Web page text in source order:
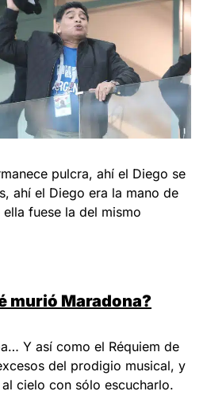
pulcra, ahí el Diego se
ahí el Diego era la mano de
fuese la del mismo
murió Maradona?
Y así como el Réquiem de
del prodigio musical, y
cielo con sólo escucharlo.